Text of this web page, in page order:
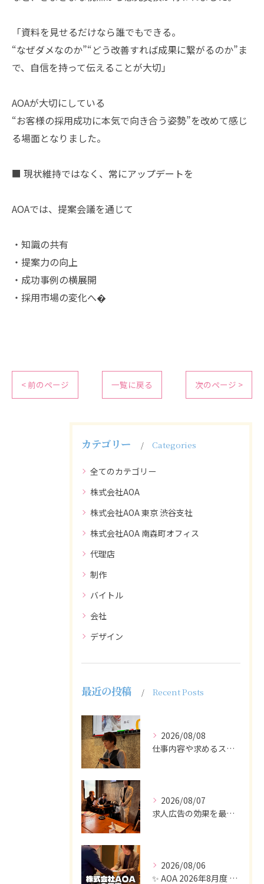
「資料を見せるだけなら誰でもできる。
“なぜダメなのか”“どう改善すれば成果に繋がるのか”ま
で、自信を持って伝えることが大切」
AOAが大切にしている
“お客様の採用成功に本気で向き合う姿勢”を改めて感じ
る場面となりました。
■ 現状維持ではなく、常にアップデートを
AOAでは、提案会議を通じて
・知識の共有
・提案力の向上
・成功事例の横展開
・採用市場の変化へ�
< 前のページ 一覧に戻る 次のページ >
カテゴリー Categories
全てのカテゴリー
株式会社AOA
株式会社AOA 東京 渋谷支社
株式会社AOA 南森町オフィス
代理店
制作
バイトル
会社
デザイン
最近の投稿 Recent Posts
2026/08/08
仕事内容や求めるスキルを明確にし、ターゲット層に響くメッセー...
2026/08/07
求人広告の効果を最大化するために最も重要なのは、掲載タイミン...
2026/08/06
✨ AOA 2026年8月度 表彰式レポート ✨